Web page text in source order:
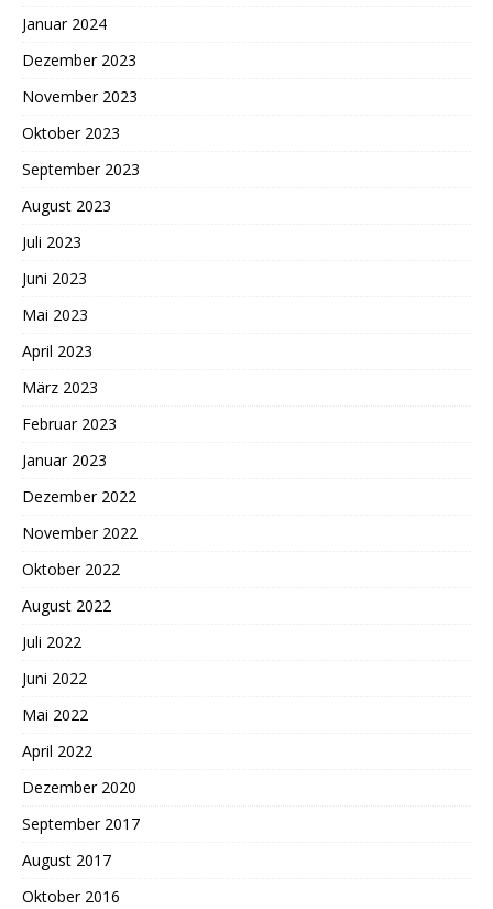
Januar 2024
Dezember 2023
November 2023
Oktober 2023
September 2023
August 2023
Juli 2023
Juni 2023
Mai 2023
April 2023
März 2023
Februar 2023
Januar 2023
Dezember 2022
November 2022
Oktober 2022
August 2022
Juli 2022
Juni 2022
Mai 2022
April 2022
Dezember 2020
September 2017
August 2017
Oktober 2016